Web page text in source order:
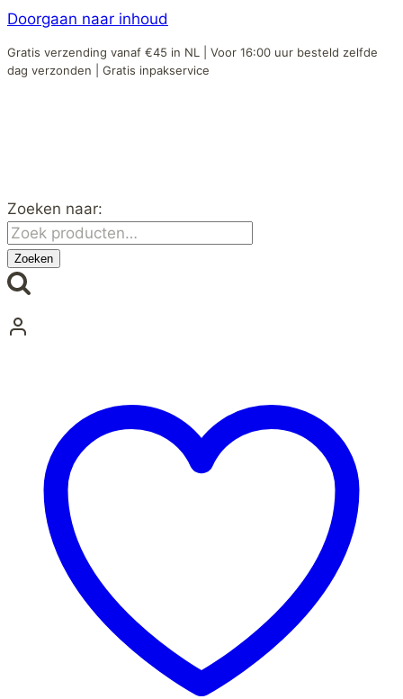
Doorgaan naar inhoud
Gratis verzending vanaf €45 in NL | Voor 16:00 uur besteld zelfde
dag verzonden | Gratis inpakservice
Zoeken naar:
Zoeken